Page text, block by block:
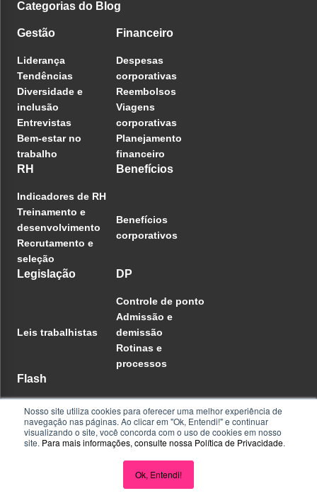
Nosso site utiliza cookies para oferecer uma melhor experiência de
navegação nas páginas. Ao clicar em "Ok, Entendi!" e continuar
visualizando o site, você concorda com o uso de cookies em nosso
site. Para mais informações, consulte nossa Política de Privacidade.
Ok, Entendi!
Categorias do Blog
Gestão
Liderança
Tendências
Diversidade e
inclusão
Entrevistas
Bem-estar no
trabalho
Financeiro
Despesas
corporativas
Reembolsos
Viagens
corporativas
Planejamento
financeiro
RH
Indicadores de RH
Treinamento e
desenvolvimento
Recrutamento e
seleção
Benefícios
Benefícios
corporativos
Legislação
Leis trabalhistas
DP
Controle de ponto
Admissão e
demissão
Rotinas e
processos
Flash
Institucional
Produtos
Cases de sucesso